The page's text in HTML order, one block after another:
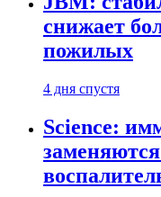
снижает
пожилых
4 дня спустя
Science: